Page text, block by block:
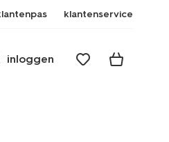
klantenservice
inloggen